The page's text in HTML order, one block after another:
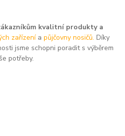
kvalitní produkty a
zařízení apůjčovny nosičů. Díky
jsme schopni poradit s výběrem
potřeby.